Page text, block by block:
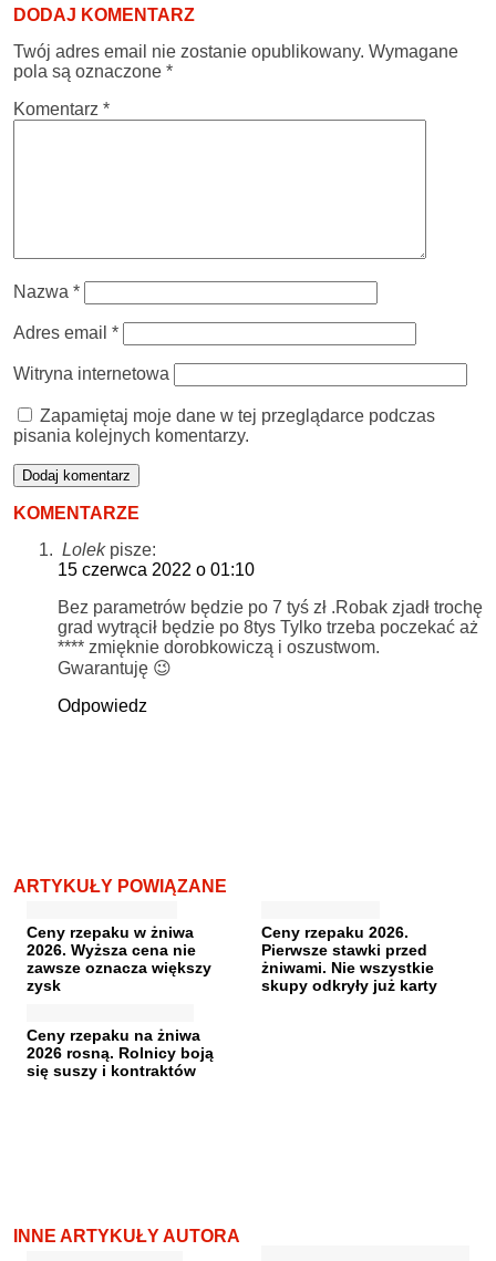
DODAJ KOMENTARZ
Twój adres email nie zostanie opublikowany. Wymagane
pola są oznaczone *
Komentarz *
Nazwa *
Adres email *
Witryna internetowa
Zapamiętaj moje dane w tej przeglądarce podczas
pisania kolejnych komentarzy.
KOMENTARZE
Lolek pisze:
15 czerwca 2022 o 01:10
Bez parametrów będzie po 7 tyś zł .Robak zjadł trochę
grad wytrącił będzie po 8tys Tylko trzeba poczekać aż
**** zmięknie dorobkowiczą i oszustwom.
Gwarantuję 😉
Odpowiedz
ARTYKUŁY POWIĄZANE
Ceny rzepaku w żniwa
2026. Wyższa cena nie
zawsze oznacza większy
zysk
Ceny rzepaku 2026.
Pierwsze stawki przed
żniwami. Nie wszystkie
skupy odkryły już karty
Ceny rzepaku na żniwa
2026 rosną. Rolnicy boją
się suszy i kontraktów
INNE ARTYKUŁY AUTORA